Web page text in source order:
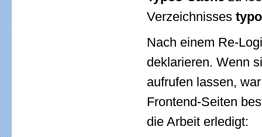
Verzeichnisses
Nach einem Re-
deklarieren. Wenn
aufrufen lassen,
Frontend-Seiten
die Arbeit erledigt: